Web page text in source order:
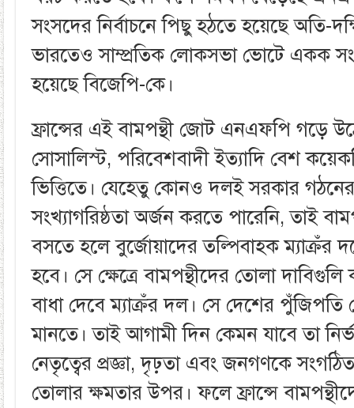
সংসদের নির্বাচনে পিছু হঠতে হয়েছে অতি-
ভারতেও সাম্প্রতিক লোকসভা ভোটে একক
হয়েছে বিজেপি-কে।
ফ্রান্সের এই বামপন্থী জোট এনএফপি গড়ে
সোসালিস্ট, পরিবেশবাদী ইত্যাদি বেশ
ভিত্তিতে। যেহেতু কোনও দলই সরকার
সংখ্যাগরিষ্ঠতা অর্জন করতে পারেনি, তাই
বসতে হলে বুর্জোয়াদের তল্পিবাহক ম্যাক্রঁর
হবে। সে ক্ষেত্রে বামপন্থীদের তোলা
বাধা দেবে ম্যাক্রঁর দল। সে দেশের পুঁজিপতি
মানতে। তাই আগামী দিন কেমন যাবে তা
নেতৃত্বের প্রজ্ঞা, দৃঢ়তা এবং জনগণকে
তোলার ক্ষমতার উপর। ফলে ফ্রান্সে